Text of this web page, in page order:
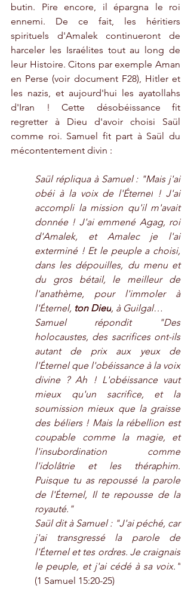
butin. Pire encore, il épargna le roi
ennemi. De ce fait, les héritiers
spirituels d'Amalek continueront de
harceler les Israélites tout au long de
leur Histoire. Citons par exemple Aman
en Perse (voir document F28), Hitler et
les nazis, et aujourd'hui les ayatollahs
d'Iran ! Cette désobéissance fit
regretter à Dieu d'avoir choisi Saül
comme roi. Samuel fit part à Saül du
mécontentement divin :
Saül répliqua à Samuel : "Mais j'ai
obéi à la voix de l'Éternel ! J'ai
accompli la mission qu'il m'avait
donnée ! J'ai emmené Agag, roi
d'Amalek, et Amalec je l'ai
exterminé ! Et le peuple a choisi,
dans les dépouilles, du menu et
du gros bétail, le meilleur de
l'anathème, pour l'immoler à
l'Éternel, ton Dieu, à Guilgal…
Samuel répondit "Des
holocaustes, des sacrifices ont-ils
autant de prix aux yeux de
l'Éternel que l'obéissance à la voix
divine ? Ah ! L'obéissance vaut
mieux qu'un sacrifice, et la
soumission mieux que la graisse
des béliers ! Mais la rébellion est
coupable comme la magie, et
l'insubordination comme
l'idolâtrie et les théraphim.
Puisque tu as repoussé la parole
de l'Éternel, Il te repousse de la
royauté."
Saül dit à Samuel : "J'ai péché, car
j'ai transgressé la parole de
l'Éternel et tes ordres. Je craignais
le peuple, et j'ai cédé à sa voix."
(1 Samuel 15:20-25)